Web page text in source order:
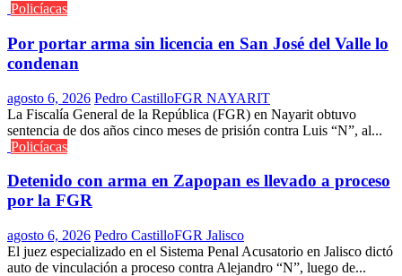
Policíacas
Por portar arma sin licencia en San José del Valle lo
condenan
agosto 6, 2026 Pedro CastilloFGR NAYARIT
La Fiscalía General de la República (FGR) en Nayarit obtuvo
sentencia de dos años cinco meses de prisión contra Luis “N”, al...
Policíacas
Detenido con arma en Zapopan es llevado a proceso
por la FGR
agosto 6, 2026 Pedro CastilloFGR Jalisco
El juez especializado en el Sistema Penal Acusatorio en Jalisco dictó
auto de vinculación a proceso contra Alejandro “N”, luego de...